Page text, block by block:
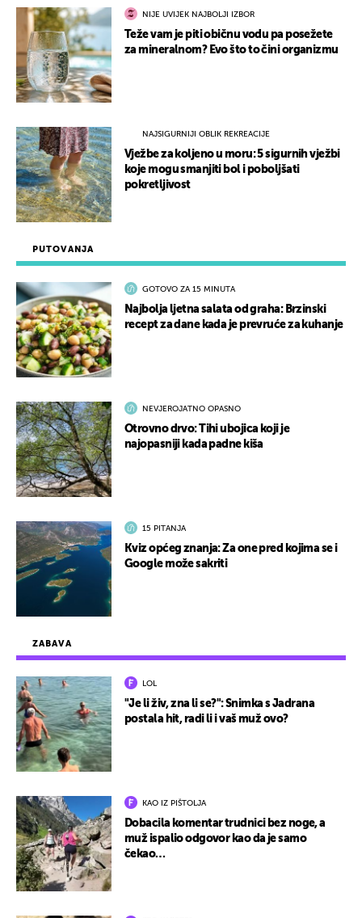
ZABAVA
LOL
"Je li živ, zna li se?": Snimka s Jadrana
postala hit, radi li i vaš muž ovo?
KAO IZ PIŠTOLJA
Dobacila komentar trudnici bez noge, a
muž ispalio odgovor kao da je samo
čekao…
PUTOVANJA
GOTOVO ZA 15 MINUTA
Najbolja ljetna salata od graha: Brzinski
recept za dane kada je prevruće za kuhanje
NEVJEROJATNO OPASNO
Otrovno drvo: Tihi ubojica koji je
najopasniji kada padne kiša
15 PITANJA
Kviz općeg znanja: Za one pred kojima se i
Google može sakriti
NIJE UVIJEK NAJBOLJI IZBOR
Teže vam je piti običnu vodu pa posežete
za mineralnom? Evo što to čini organizmu
NAJSIGURNIJI OBLIK REKREACIJE
Vježbe za koljeno u moru: 5 sigurnih vježbi
koje mogu smanjiti bol i poboljšati
pokretljivost